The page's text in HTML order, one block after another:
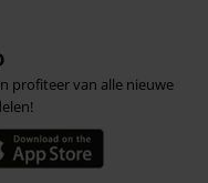
profiteer van alle nieuwe